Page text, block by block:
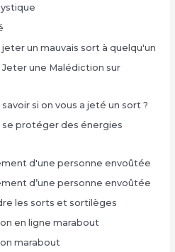
un mauvais sort à quelqu'un
une Malédiction sur
si on vous a jeté un sort ?
protéger des énergies
d'une personne envoûtée
d’une personne envoûtée
les sorts et sortilèges
en ligne marabout
marabout